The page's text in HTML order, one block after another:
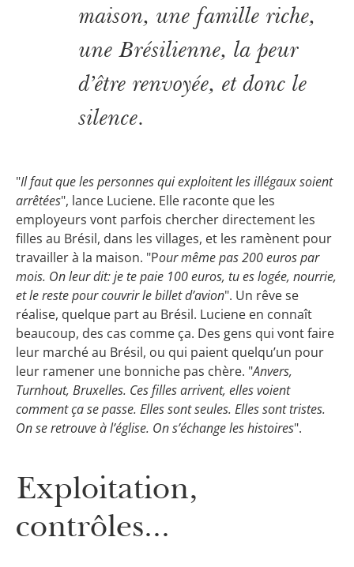
maison, une famille riche,
une Brésilienne, la peur
d’être renvoyée, et donc le
silence.
"Il faut que les personnes qui exploitent les illégaux soient
arrêtées", lance Luciene. Elle raconte que les
employeurs vont parfois chercher directement les
filles au Brésil, dans les villages, et les ramènent pour
travailler à la maison. "Pour même pas 200 euros par
mois. On leur dit: je te paie 100 euros, tu es logée, nourrie,
et le reste pour couvrir le billet d’avion". Un rêve se
réalise, quelque part au Brésil. Luciene en connaît
beaucoup, des cas comme ça. Des gens qui vont faire
leur marché au Brésil, ou qui paient quelqu’un pour
leur ramener une bonniche pas chère. "Anvers,
Turnhout, Bruxelles. Ces filles arrivent, elles voient
comment ça se passe. Elles sont seules. Elles sont tristes.
On se retrouve à l’église. On s’échange les histoires".
Exploitation,
contrôles...